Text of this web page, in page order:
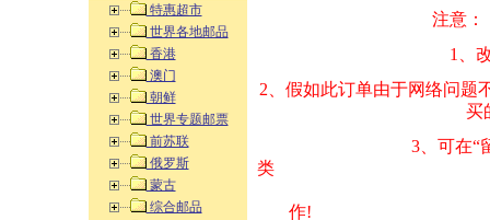
特惠超市
世界各地邮品
香港
澳门
朝鲜
世界专题邮票
前苏联
俄罗斯
蒙古
综合邮品
注意：
1、改变商品数量
2、假如此订单由
买的邮品的“
3、可在“
类 方式告之
作!